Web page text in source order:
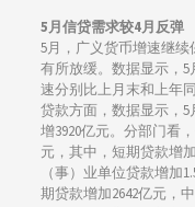
5月信贷需求较4月反弹
5月，广义货币增速继续
有所放缓。数据显示，5
速分别比上月末和上年
贷款方面，数据显示，5
增3920亿元。分部门看
元，其中，短期贷款增
（事）业单位贷款增加
期贷款增加2642亿元，